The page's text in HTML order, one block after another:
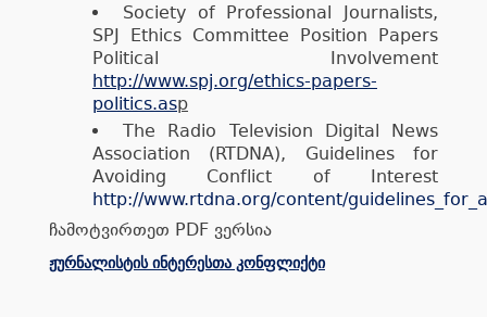
Society of Professional Journalists,
SPJ Ethics Committee Position Papers
Political Involvement
http://www.spj.org/ethics-papers-
politics.asp
The Radio Television Digital News
Association (RTDNA), Guidelines for
Avoiding Conflict of Interest
http://www.rtdna.org/content/
ჩამოტვირთეთ PDF ვერსია
ჟურნალისტის ინტერესთა კონფლიქტი